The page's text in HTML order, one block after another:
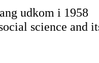
udkom i 1958
science and